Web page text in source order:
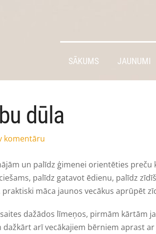
SĀKUMS JAUNUMI
dūla
komentāru
un palīdz ģimenei orientēties preču
palīdz gatavot ēdienu, palīdz
māca jaunos vecākus aprūpēt
dažādos līmeņos, pirmām kārtām
dažkārt arī vecākajiem bērniem aprast